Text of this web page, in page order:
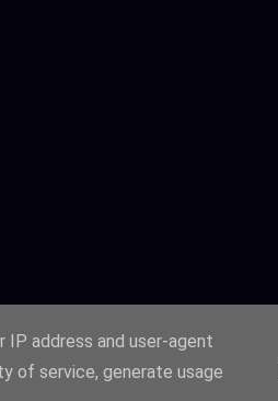
address and user-agent
of service, generate usage